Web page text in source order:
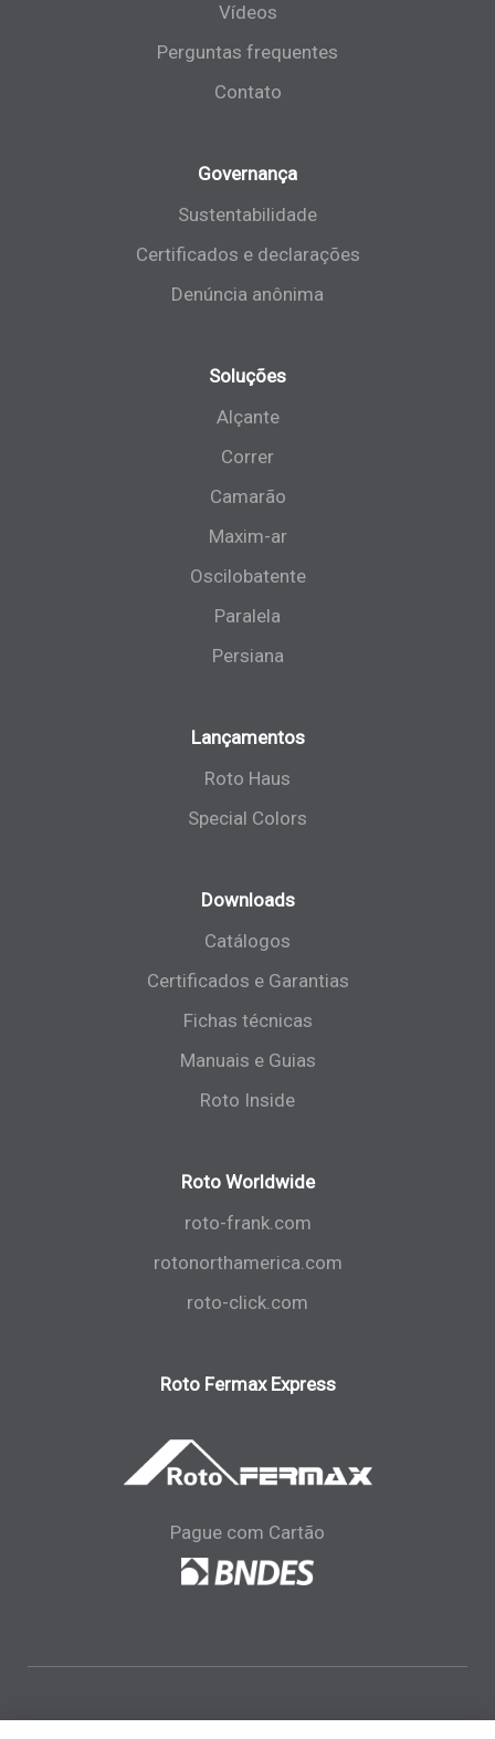
Pague com Cartão
Vídeos
Perguntas frequentes
Contato
Governança
Sustentabilidade
Certificados e declarações
Denúncia anônima
Soluções
Alçante
Correr
Camarão
Maxim-ar
Oscilobatente
Paralela
Persiana
Lançamentos
Roto Haus
Special Colors
Downloads
Catálogos
Certificados e Garantias
Fichas técnicas
Manuais e Guias
Roto Inside
Roto Worldwide
roto-frank.com
rotonorthamerica.com
roto-click.com
Roto Fermax Express